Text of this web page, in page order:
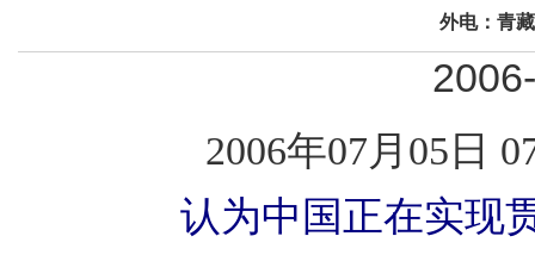
外电：青
2006年07月05日
认为中国正在实现